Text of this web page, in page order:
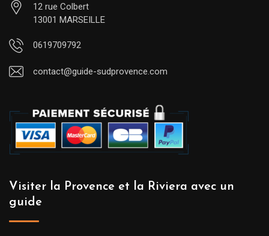
12 rue Colbert
13001 MARSEILLE
0619709792
contact@guide-sudprovence.com
Visiter la Provence et la Riviera avec un
guide